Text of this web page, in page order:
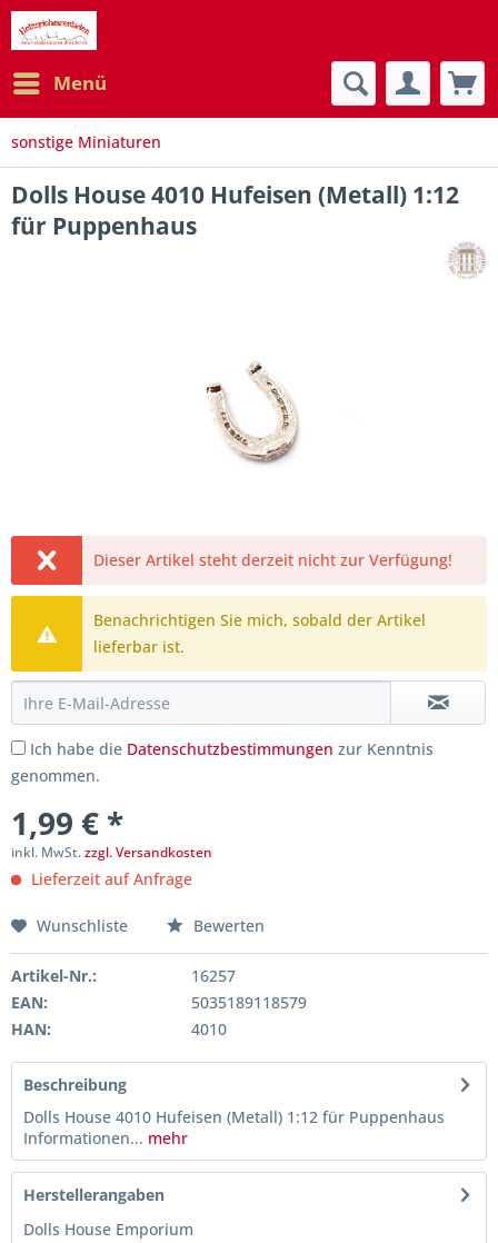
Menü
sonstige Miniaturen
Dolls House 4010 Hufeisen (Metall) 1:12
für Puppenhaus
Dieser Artikel steht derzeit nicht zur Verfügung!
Benachrichtigen Sie mich, sobald der Artikel
lieferbar ist.
Ich habe die Datenschutzbestimmungen zur Kenntnis
genommen.
1,99 € *
inkl. MwSt.zzgl. Versandkosten
Lieferzeit auf Anfrage
Wunschliste Bewerten
Artikel-Nr.:
16257
EAN:
5035189118579
HAN:
4010
Beschreibung
Dolls House 4010 Hufeisen (Metall) 1:12 für Puppenhaus
Informationen... mehr
Herstellerangaben
Dolls House Emporium